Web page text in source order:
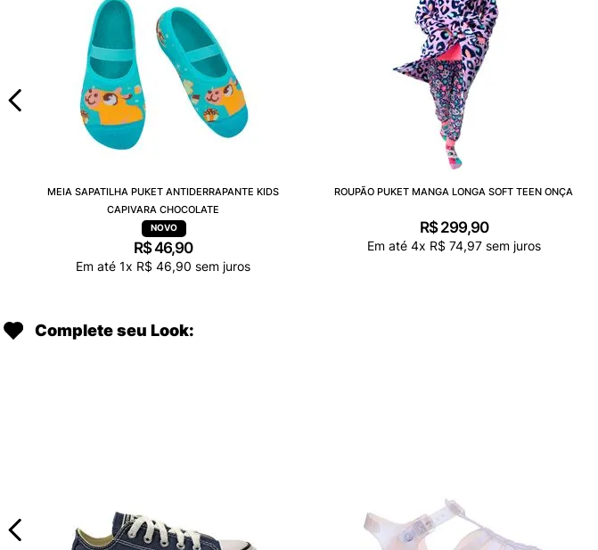
MEIA SAPATILHA PUKET ANTIDERRAPANTE KIDS
CAPIVARA CHOCOLATE
R$46,90
Em até 1x R$ 46,90 sem juros
ROUPÃO PUKET MANGA LONGA SOFT TEEN ONÇA
R$ 299,90
Em até 4x R$ 74,97sem juros
Complete seu Look: